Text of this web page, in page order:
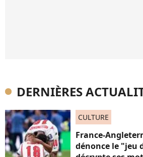
DERNIÈRES
CULTURE
France-
dénonce le "jeu